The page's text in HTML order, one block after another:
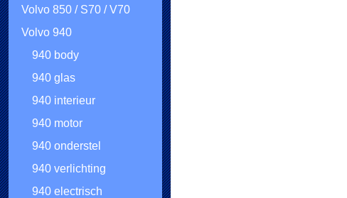
Volvo 850 / S70 / V70
Volvo 940
940 body
940 glas
940 interieur
940 motor
940 onderstel
940 verlichting
940 electrisch